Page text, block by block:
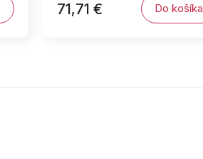
71,71 € Do košíka